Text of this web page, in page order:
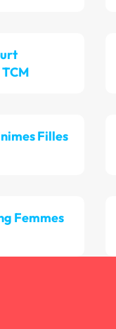
Filles
Femmes